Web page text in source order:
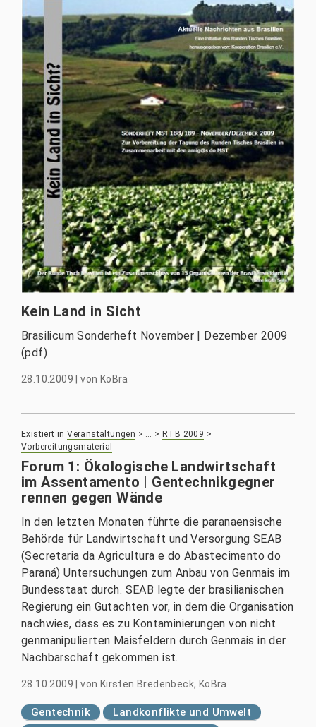
Kein Land in Sicht
Brasilicum Sonderheft November | Dezember 2009
(pdf)
28.10.2009 |von KoBra
Existiert in Veranstaltungen > … > RTB 2009 >
Vorbereitungsmaterial
Forum 1: Ökologische Landwirtschaft
im Assentamento | Gentechnikgegner
rennen gegen Wände
In den letzten Monaten führte die paranaensische
Behörde für Landwirtschaft und Versorgung SEAB
(Secretaria da Agricultura e do Abastecimento do
Paraná) Untersuchungen zum Anbau von Genmais im
Bundesstaat durch. SEAB legte der brasilianischen
Regierung ein Gutachten vor, in dem die Organisation
nachwies, dass es zu Kontaminierungen von nicht
genmanipulierten Maisfeldern durch Genmais in der
Nachbarschaft gekommen ist.
28.10.2009 |von Kirsten Bredenbeck, KoBra
Gentechnik
Landkonflikte und Umwelt